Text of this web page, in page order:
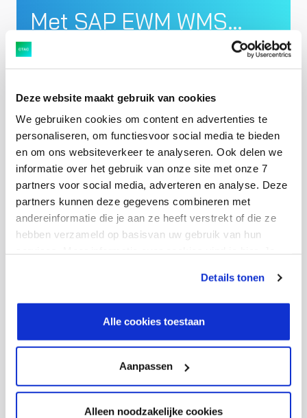
Deze website maakt gebruik van cookies
We gebruiken cookies om content en advertenties te
personaliseren, om functiesvoor social media te bieden
en om ons websiteverkeer te analyseren. Ook delen we
informatie over het gebruik van onze site met onze 7
partners voor social media, adverteren en analyse. Deze
partners kunnen deze gegevens combineren met
andereinformatie die je aan ze heeft verstrekt of die ze
hebben verzameld op basisvan uw gebruik van hun
aanpassen via de CO-knop linksonder. Lees meer over
hoe wij jouw gegevensverwerken in onze privacy- en
Details tonen
Alle cookies toestaan
Aanpassen
Alleen noodzakelijke cookies
Met SAP EWM WMS…
Lever je foutloos en op tijd
Optimaliseer je het gebruik van je
schappen/magazijnlocaties
Traceer je in real-time alle
magazijnbewegingen en transacties